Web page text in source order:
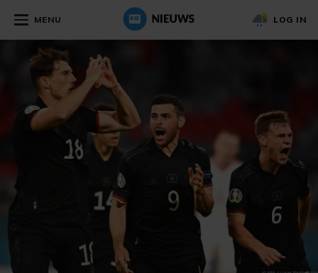
MENU LOG IN